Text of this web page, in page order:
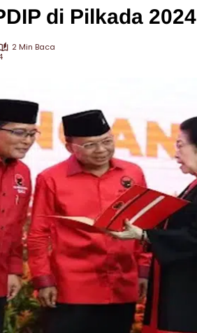
di Pilkada 2024
2 Min Baca